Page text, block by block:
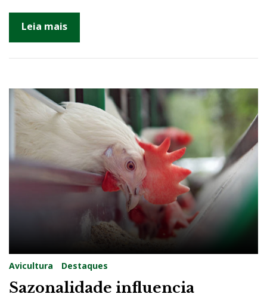
Leia mais
Avicultura Destaques
Sazonalidade influencia